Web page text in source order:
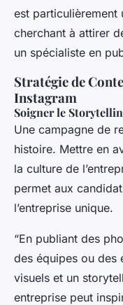
est particulièrement
cherchant à attirer
un spécialiste en
Stratégie de
Instagram
Soigner le
Une campagne de
histoire. Mettre en
la culture de
permet aux
l’entreprise unique.
“En publiant des
des équipes ou des
visuels et un
entreprise peut